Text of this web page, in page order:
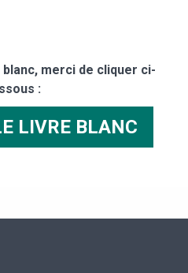
merci de cliquer ci-
:
LIVRE BLANC